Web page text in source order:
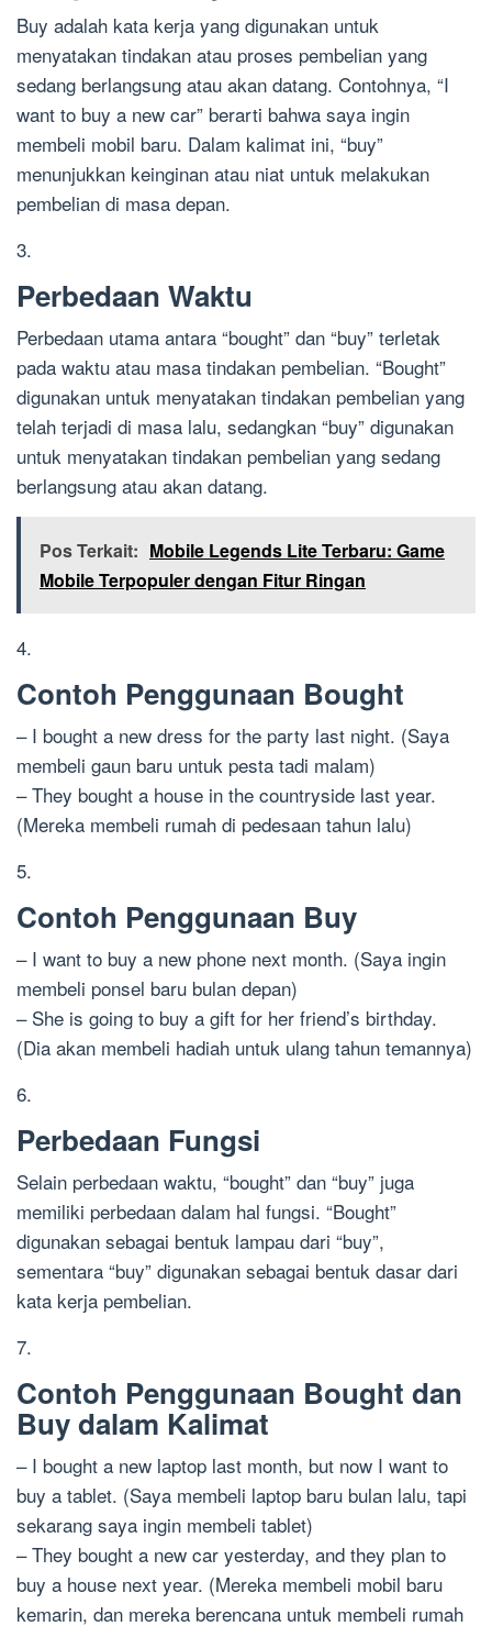
Buy adalah kata kerja yang digunakan untuk
menyatakan tindakan atau proses pembelian yang
sedang berlangsung atau akan datang. Contohnya, “I
want to buy a new car” berarti bahwa saya ingin
membeli mobil baru. Dalam kalimat ini, “buy”
menunjukkan keinginan atau niat untuk melakukan
pembelian di masa depan.
3.
Perbedaan Waktu
Perbedaan utama antara “bought” dan “buy” terletak
pada waktu atau masa tindakan pembelian. “Bought”
digunakan untuk menyatakan tindakan pembelian yang
telah terjadi di masa lalu, sedangkan “buy” digunakan
untuk menyatakan tindakan pembelian yang sedang
berlangsung atau akan datang.
Pos Terkait: Mobile Legends Lite Terbaru: Game
Mobile Terpopuler dengan Fitur Ringan
4.
Contoh Penggunaan Bought
– I bought a new dress for the party last night. (Saya
membeli gaun baru untuk pesta tadi malam)
– They bought a house in the countryside last year.
(Mereka membeli rumah di pedesaan tahun lalu)
5.
Contoh Penggunaan Buy
– I want to buy a new phone next month. (Saya ingin
membeli ponsel baru bulan depan)
– She is going to buy a gift for her friend’s birthday.
(Dia akan membeli hadiah untuk ulang tahun temannya)
6.
Perbedaan Fungsi
Selain perbedaan waktu, “bought” dan “buy” juga
memiliki perbedaan dalam hal fungsi. “Bought”
digunakan sebagai bentuk lampau dari “buy”,
sementara “buy” digunakan sebagai bentuk dasar dari
kata kerja pembelian.
7.
Contoh Penggunaan Bought dan
Buy dalam Kalimat
– I bought a new laptop last month, but now I want to
buy a tablet. (Saya membeli laptop baru bulan lalu, tapi
sekarang saya ingin membeli tablet)
– They bought a new car yesterday, and they plan to
buy a house next year. (Mereka membeli mobil baru
kemarin, dan mereka berencana untuk membeli rumah